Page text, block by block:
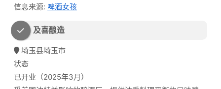
信息来源: 啤酒女孩
及喜酿造
埼玉县埼玉市
状态
已开业（2025年3月）